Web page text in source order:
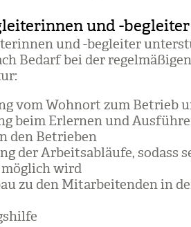
und -begleiter
und -beglei­ter
Bedarf bei der
vom Wohn­ort zum Betrieb
beim Erler­nen und
den Betrie­ben
der Arbeits­ab­läufe, sodass
wird
zu den Mit­ar­bei­ten­den in